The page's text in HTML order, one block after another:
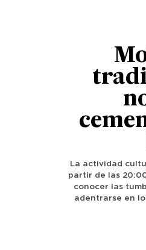
La actividad
partir de las
conocer las
adentrarse en